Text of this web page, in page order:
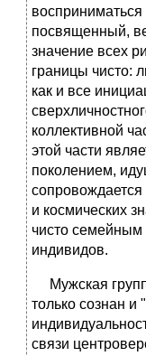
восприниматься
посвященный,
значение всех
границы чисто:
как и все
коллективной
этой части
поколением,
и космических
чисто
индивидов.
Мужская
только сознан
связи